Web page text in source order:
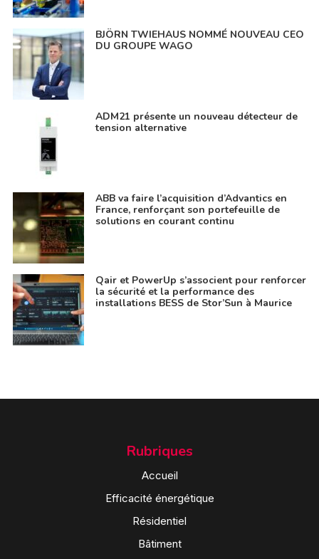
BJÖRN TWIEHAUS NOMMÉ NOUVEAU CEO
DU GROUPE WAGO
ADM21 présente un nouveau détecteur de
tension alternative
ABB va faire l’acquisition d’Advantics en
France, renforçant son portefeuille de
solutions en courant continu
Qair et PowerUp s’associent pour renforcer
la sécurité et la performance des
installations BESS de Stor’Sun à Maurice
Rubriques
Accueil
Efficacité énergétique
Résidentiel
Bâtiment